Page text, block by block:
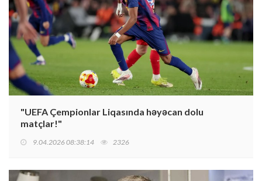
"UEFA Çempionlar Liqasında həyəcan dolu
matçlar!"
9.04.2026 08:38:14 2326